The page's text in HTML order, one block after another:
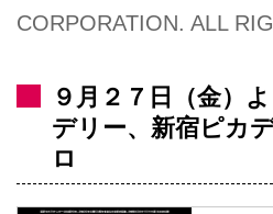
CORPORATION. ALL
９月２７日（金）
デリー、新宿ピカ
ロ